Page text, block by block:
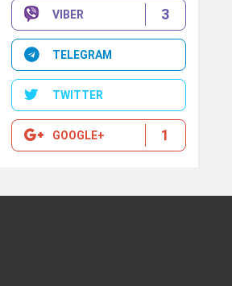
VIBER 3
TELEGRAM
TWITTER
GOOGLE+ 1